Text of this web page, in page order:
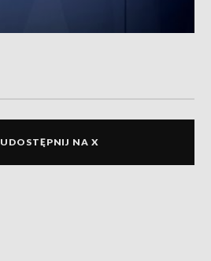
UDOSTĘPNIJ NA X